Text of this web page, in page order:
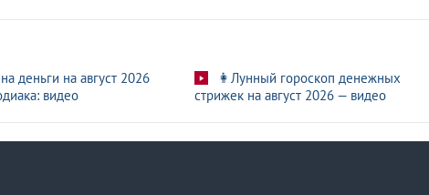
деньги на август 2026
видео
👩Лунный гороскоп денежных
стрижек на август 2026 — видео